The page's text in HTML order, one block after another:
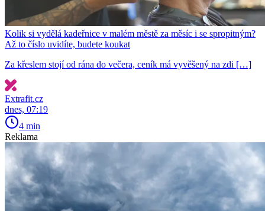
Kolik si vydělá kadeřnice v malém městě za měsíc i se spropitným?
Až to číslo uvidíte, budete koukat
Za křeslem stojí od rána do večera, ceník má vyvěšený na zdi […]
Extrafit.cz
dnes, 07:19
4 min
Reklama